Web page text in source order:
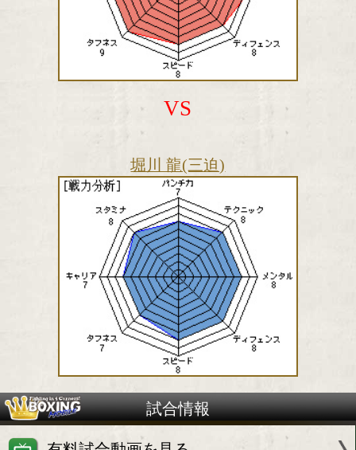
VS
堀川 龍(三迫)